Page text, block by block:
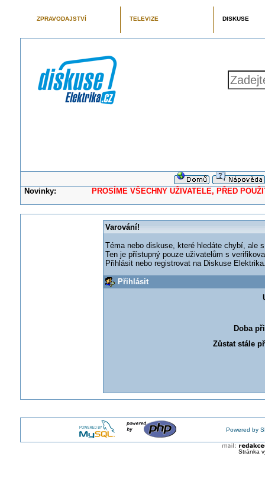
ZPRAVODAJSTVÍ TELEVIZE DISKUSE
Novinky: PROSÍME VŠECHNY UŽIVATELE, PŘED
Varování!
Téma nebo diskuse, které hledáte chybí, ale
Ten je přístupný pouze uživatelům s
Přihlásit nebo registrovat na Diskuse
Přihlásit
Doba
Zůstat stále
Powered by
Stránka